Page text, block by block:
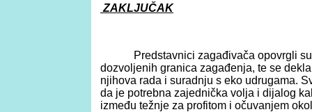
ZAKLJUČAK
Predstavnici zagađivača opovrgli
dozvoljenih granica zagađenja, te se
njihova rada i suradnju s eko udrugama.
da je potrebna zajednička volja i dijalog
između težnje za profitom i očuvanjem